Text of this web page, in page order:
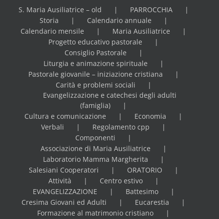
S. Maria Ausiliatrice – old
PARROCCHIA
Storia
Calendario annuale
Calendario mensile
Maria Ausiliatrice
Progetto educativo pastorale
Consiglio Pastorale
Liturgia e animazione spirituale
Pastorale giovanile – iniziazione cristiana
Carità e problemi sociali
Evangelizzazione e catechesi degli adulti
(famiglia)
Cultura e comunicazione
Economia
Verbali
Regolamento cpp
Componenti
Associazione di Maria Ausiliatrice
Laboratorio Mamma Margherita
Salesiani Cooperatori
ORATORIO
Attività
Centro estivo
EVANGELIZZAZIONE
Battesimo
Cresima Giovani ed Adulti
Eucarestia
Formazione al matrimonio cristiano